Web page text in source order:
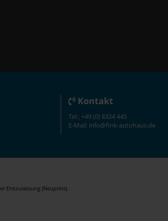
Kontakt
Tel.: +49 (0) 8324 445
E-Mail: info@fink-autohaus.de
Erstzulassung (Neupreis).